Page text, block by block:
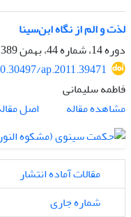
لذت و الم از نگاه ابن‌سینا
دوره 14، شماره 44، بهمن 1389، صفحه
ap.2011.39471
فاطمه سلیمانی
مشاهده مقاله
اصل
مقالات آماده انتشار
شماره جاری